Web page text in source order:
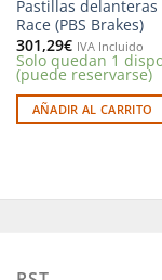
Pastillas delanteras
Race (PBS Brakes)
301,29€ IVA Incluido
Solo quedan 1
(puede reservarse)
AÑADIR AL CARRITO